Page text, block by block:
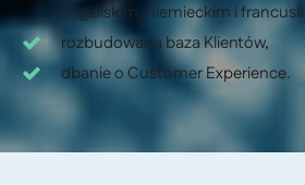
angielskim, niemieckim i
rozbudowana baza Klientów,
dbanie o Customer Experience.